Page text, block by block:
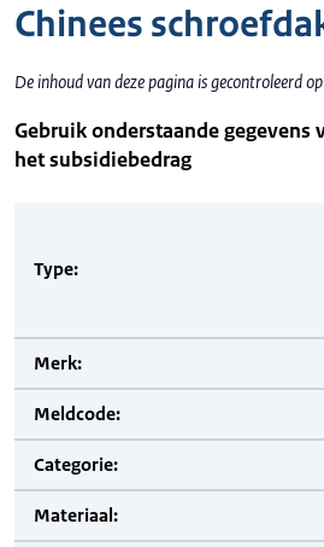
Chinees
De inhoud van deze pagina is gecontroleerd
Gebruik onderstaande gegevens
het subsidiebedrag
Type:
Merk:
Meldcode:
Categorie:
Materiaal: